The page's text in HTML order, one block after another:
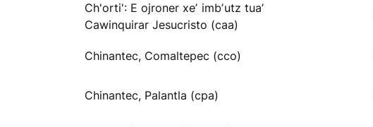
Ch'orti': E ojroner xeʼ imbʼutz tuaʼ
Cawinquirar Jesucristo (caa)
Chinantec, Comaltepec (cco)
Chinantec, Palantla (cpa)